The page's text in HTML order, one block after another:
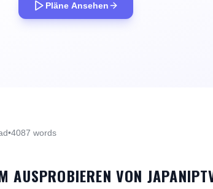
Pläne Ansehen
•4087 words
AUSPROBIEREN VON